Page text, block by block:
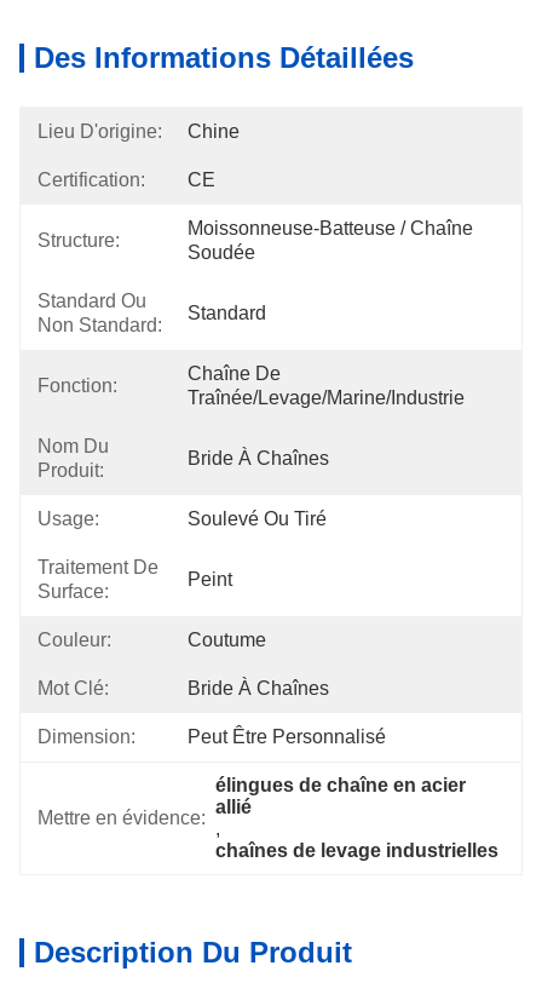
Des Informations Détaillées
Lieu D'origine: Chine
Certification: CE
Structure:
Moissonneuse-Batteuse / Chaîne
Soudée
Standard Ou
Non Standard:
Standard
Fonction:
Chaîne De
Traînée/levage/marine/industrie
Nom Du
Produit:
Bride À Chaînes
Usage: Soulevé Ou Tiré
Traitement De
Surface:
Peint
Couleur: Coutume
Mot Clé: Bride À Chaînes
Dimension: Peut Être Personnalisé
Mettre en évidence:
élingues de chaîne en acier
allié
,
chaînes de levage industrielles
Description Du Produit